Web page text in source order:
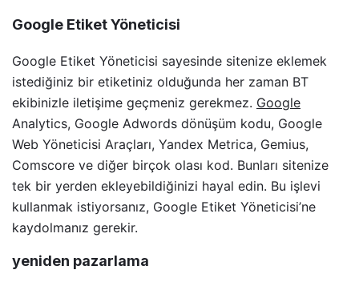
Google Etiket Yöneticisi
Google Etiket Yöneticisi sayesinde sitenize eklemek
istediğiniz bir etiketiniz olduğunda her zaman BT
ekibinizle iletişime geçmeniz gerekmez. Google
Analytics, Google Adwords dönüşüm kodu, Google
Web Yöneticisi Araçları, Yandex Metrica, Gemius,
Comscore ve diğer birçok olası kod. Bunları sitenize
tek bir yerden ekleyebildiğinizi hayal edin. Bu işlevi
kullanmak istiyorsanız, Google Etiket Yöneticisi’ne
kaydolmanız gerekir.
yeniden pazarlama